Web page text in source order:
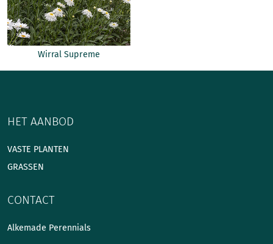
Wirral Supreme
HET AANBOD
VASTE PLANTEN
GRASSEN
CONTACT
Alkemade Perennials